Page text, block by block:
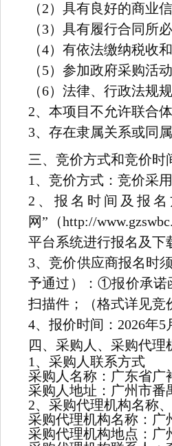
（2）具有良好的商业
（3）具有履行合同所
（4）有依法缴纳税收
（5）参加政府采购活
（6）法律、行政法规
2、本项目不允许联合
3、存在隶属关系或同
三、竞价方式和竞价时
1 、 竞价方式：竞价采
2 、报名时间及报名
网”（http://
平台系统进行报名及下
3、竞价供应商报名时
予通过）：①报价承诺
扫描件；（格式详见竞
4、报价时间：2026年5
四、采购人、采购代
1、采购人联系方式
采购人名称：广东省广
采购人地址：广州市番
2、采购代理机构名称
采购代理机构名称：广
采购代理机构地点：广